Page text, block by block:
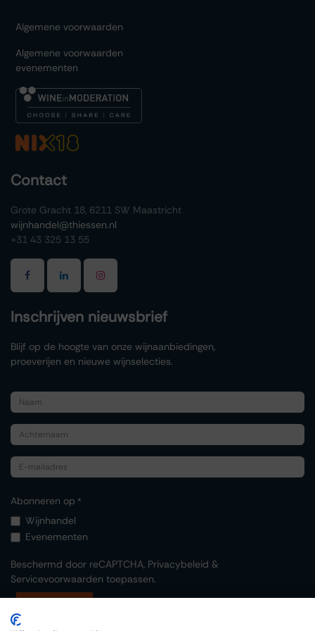
Algemene voorwaarden
Algemene voorwaarden
evenementen
Contact
Grote Gracht 18, 6211 SW Maastricht
wijnhandel@thiessen.nl
+31 43 325 13 55
Inschrijven nieuwsbrief
Blijf op de hoogte van onze wijnaanbiedingen,
proeverijen en nieuwe wijnselecties.
Abonneren op *
Wijnhandel
Evenementen
Beschermd door reCAPTCHA, Privacybeleid &
Servicevoorwaarden toepassen.